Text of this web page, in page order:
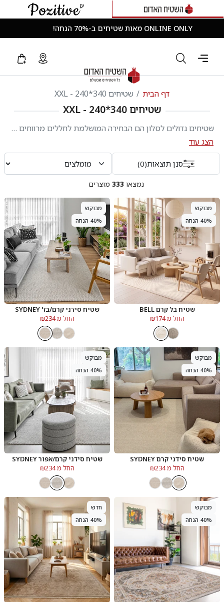
ONLINE ONLY מאות שטיחים ב-70% הנחה!
דף הבית שטיחים 340*240 - XXL
שטיחים 340*240 - XXL
שטיחים גדולים לסלון הם הבחירה המושלמת לחללים מרווחים שבהם רוצים ליצור מראה אחיד, יוקרתי ומזמין. בקולקציה זו תמצאו שטיחים גדולים במידה 240×340 ס"מ (XXL), המתאימים במיוחד לסלונים גדולים, פינות ישיבה וחללים פתוחים. בין אם אתם מחפשים שטיח גדול לסלון, שטיח...
הצג עוד
סנן תוצאות(0)
נמצאו 333 מוצרים
מבוקש
40% הנחה
שטיח בל קרם BELL
החל מ ₪174
מבוקש
40% הנחה
שטיח סידני קרם/בז' SYDNEY
החל מ ₪234
מבוקש
40% הנחה
שטיח סידני קרם SYDNEY
החל מ ₪234
מבוקש
40% הנחה
שטיח סידני קרם/אפור SYDNEY
החל מ ₪234
מבוקש
40% הנחה
חדש
40% הנחה